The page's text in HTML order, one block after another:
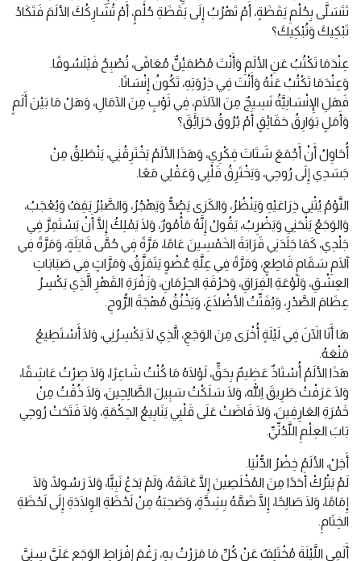
تَتَسَلَّى بِحُلْمِ يَقَظَةٍ، أَمْ تَهْرُبُ إِلَى يَقَظَةِ حُلْمٍ، أَمْ تُشَارِكُكَ الألَمَ فَتَكَادُ
تَبْكِيكَ وَتُبْكِيكَ؟
عِنْدَمَا تَكْتُبُ عَنِ الألَمِ وَأَنْتَ مُطْمَئِنٌّ مُعَافًى، تُصْبِحُ فَيْلَسُوفًا.
وَعِنْدَمَا تَكْتُبُ عَنْهُ وَأَنْتَ فِي ذِرْوَتِهِ، تَكُونُ إِنْسَانًا.
فَهَلِ الإِنْسَانِيَّةُ نَسِيجٌ مِنَ الآلَامِ، فِي ثَوْبٍ مِنَ الآمَالِ، وَهَلْ مَا بَيْنَ أَلَمٍ
وَأَمَلٍ بَوَارِقُ حَقَائِقٍ أَمْ بُرُوقُ حَرَائِقَ؟
أُحَاوِلُ أَنْ أَجْمَعَ شَتَاتَ فِكْرِي، وَهَذَا الألَمُ يَخْتَرِقُنِي، يَنْطَلِقُ مِنْ
جَسَدِي إِلَى رُوحِي، وَيَخْتَرِقُ قَلْبِي وَعَقْلِي مَعًا.
النَّوْمُ يُثْنِي ذِرَاعَيْهِ وَيَنْظُرُ، وَالكَرَى يَصُدُّ وَيَهْجُرُ، وَالصَّبْرُ يَقِفُ وَيُعْجَبُ،
وَالوَجَعُ يَنْحَنِي وَيَضْرِبُ، يَقُولُ إِنَّهُ مَأْمُورٌ، وَلَا يَمْلِكُ إِلَّا أَنْ يَسْتَمِرَّ فِي
جَلْدِي، كَمَا جَلَدَنِي قَرَابَةَ الخَمْسِينَ عَامًا، مَرَّةً فِي حُمَّى قَاتِلَةٍ، وَمَرَّةً فِي
آلَامِ سَقَامٍ قَاطِعٍ، وَمَرَّةً فِي عِلَّةِ عُضْوٍ يَتَمَزَّقُ، وَمَرَّاتٍ فِي صَبَابَاتِ
العِشْقِ، وَلَوْعَةِ الفِرَاقِ، وَحَرْقَةِ الحِرْمَانِ، وَزَفْرَةِ القَهْرِ الَّذِي يَكْسِرُ
عِظَامَ الصَّدْرِ، وَيُفَتِّتُ الأضْلَاعَ، وَيَخْنُقُ مُهْجَةَ الرُّوحِ.
هَا أَنَا الآَنَ فِي لَيْلَةٍ أُخْرَى مِنَ الوَجَعِ، الَّذِي لَا يَكْسِرُنِي، وَلَا أَسْتَطِيعُ
مَنْعَهُ.
هَذَا الألَمُ أُسْتَاذٌ عَظِيمٌ بِحَقٍّ، لَوْلَاهُ مَا كُنْتُ شَاعِرًا، وَلَا صِرْتُ عَاشِقًا،
وَلَا عَرَفْتُ طَرِيقَ اللهِ، وَلَا سَلَكْتُ سَبِيلَ الصَّالِحِينَ، وَلَا ذُقْتُ مِنْ
خَمْرَةِ العَارِفِينَ، وَلَا فَاضَتْ عَلَى قَلْبِي يَنَابِيعُ الحِكْمَةِ، وَلَا فَتَحَتْ رُوحِي
بَابَ العِلْمِ اللَّدُنِّيِّ.
أَجَلْ، الألَمُ خِضْرُ الدُّنْيَا.
لَمْ يَتْرُكْ أَحَدًا مِنَ المُخْلَصِينَ إِلَّا عَانَقَهُ، وَلَمْ يَدَعْ نَبِيًّا، وَلَا رَسُولًا، وَلَا
إِمَامًا، وَلَا صَالِحًا، إِلَّا ضَمَّهُ بِشِدَّةٍ، وَصَحِبَهُ مِنْ لَحْظَةِ الوِلَادَةِ إِلَى لَحْظَةِ
الخِتَامِ.
أَلَمِي اللَّيْلَةَ مُخْتَلِفٌ عَنْ كُلِّ مَا مَرَرْتُ بِهِ، رَغْمَ إِفْرَاطِ الوَجَعِ عَلَيَّ سِنِيَّ